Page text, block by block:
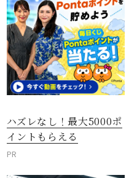
ハズレなし！最大5000ポ
イントもらえる
PR